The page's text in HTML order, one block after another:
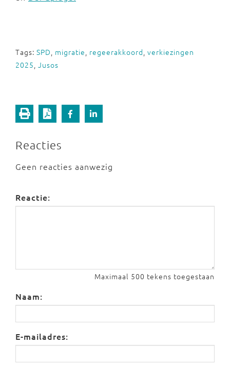
Tags: SPD, migratie, regeerakkoord, verkiezingen
2025, Jusos
Reacties
Geen reacties aanwezig
Reactie:
Maximaal 500 tekens toegestaan
Naam:
E-mailadres: